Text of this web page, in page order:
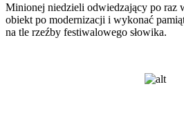
Minionej niedzieli odwiedzający po raz
obiekt po modernizacji i wykonać
na tle rzeźby festiwalowego słowika.